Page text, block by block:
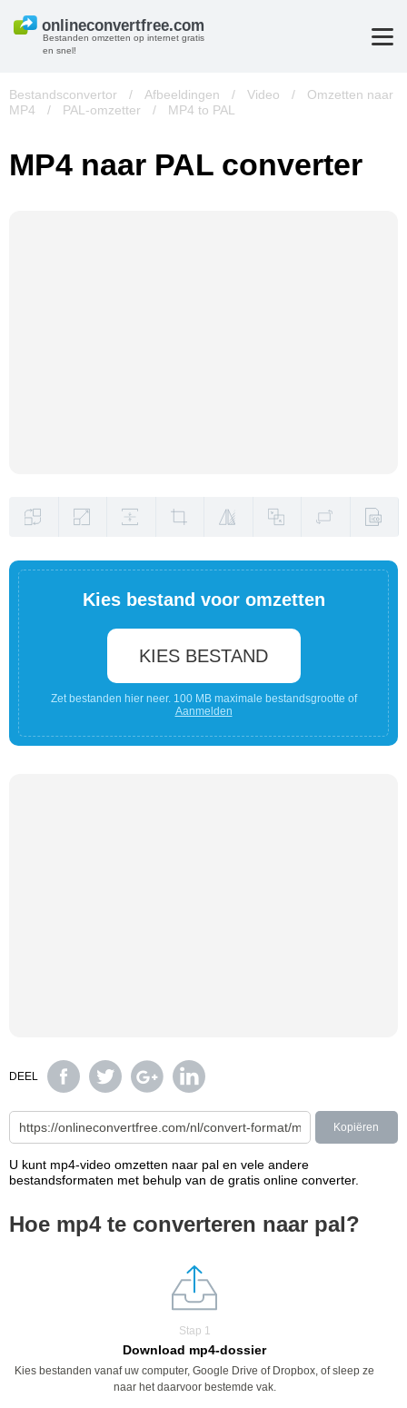
Bestanden omzetten op internet gratis
en snel!
Bestandsconvertor / Afbeeldingen / Video /
Omzetten naar
MP4
/ PAL-omzetter / MP4 to PAL
MP4 naar PAL converter
Kies bestand voor omzetten
KIES BESTAND
Zet bestanden hier neer. 100 MB maximale bestandsgrootte of
Aanmelden
DEEL
Kopiëren
U kunt mp4-video omzetten naar pal en vele andere
bestandsformaten met behulp van de gratis online converter.
Hoe mp4 te converteren naar pal?
Stap 1
Download mp4-dossier
Kies bestanden vanaf uw computer, Google Drive of Dropbox, of sleep ze
naar het daarvoor bestemde vak.